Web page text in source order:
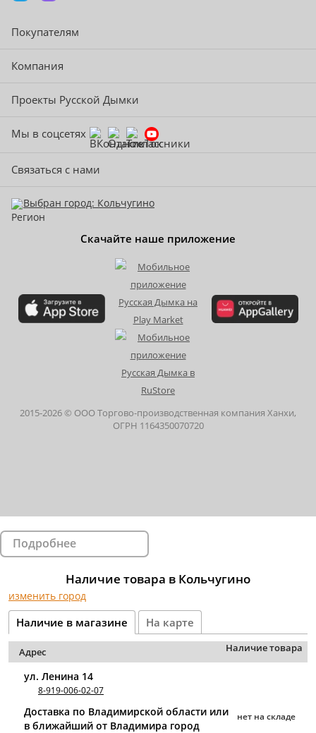
Покупателям
Компания
Проекты Русской Дымки
Мы в соцсетях
Связаться с нами
Выбран город: Кольчугино
Скачайте наше приложение
2015-2026© ООО Торгово-производственная компания Ханхи,
ОГРН 1164350070720
Подробнее
Наличие товара в Кольчугино
изменить город
Наличие в магазине На карте
Адрес Наличие товара
ул. Ленина 14
8-919-006-02-07
Доставка по Владимирской области или
в ближайший от Владимира город
нет на складе